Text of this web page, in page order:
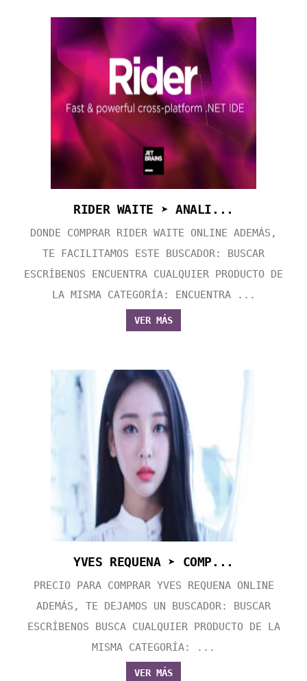
RIDER WAITE ➤ ANALI...
DONDE COMPRAR RIDER WAITE ONLINE ADEMÁS,
TE FACILITAMOS ESTE BUSCADOR: BUSCAR
ESCRÍBENOS ENCUENTRA CUALQUIER PRODUCTO DE
LA MISMA CATEGORÍA: ENCUENTRA ...
VER MÁS
YVES REQUENA ➤ COMP...
PRECIO PARA COMPRAR YVES REQUENA ONLINE
ADEMÁS, TE DEJAMOS UN BUSCADOR: BUSCAR
ESCRÍBENOS BUSCA CUALQUIER PRODUCTO DE LA
MISMA CATEGORÍA: ...
VER MÁS